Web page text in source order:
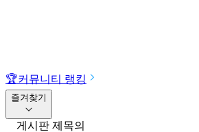
🏆커뮤니티 랭킹
즐겨찾기
게시판 제목의